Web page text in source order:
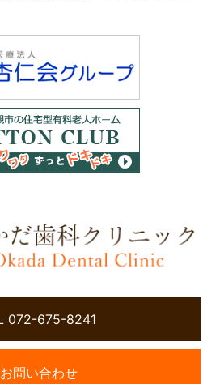
072-675-8241
お問い合わせ